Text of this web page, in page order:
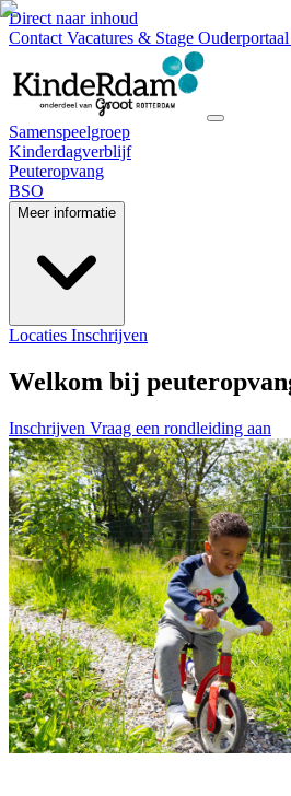
Direct naar inhoud
Contact Vacatures & Stage Ouderportaal
Samenspeelgroep
Kinderdagverblijf
Peuteropvang
BSO
Meer informatie
Locaties Inschrijven
Welkom bij
Inschrijven Vraag een rondleiding aan